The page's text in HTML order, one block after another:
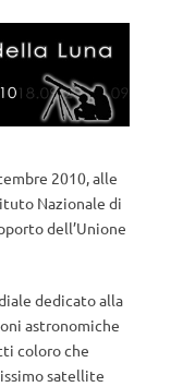
2010, alle
Nazionale di
dell’Unione
dedicato alla
astronomiche
coloro che
satellite